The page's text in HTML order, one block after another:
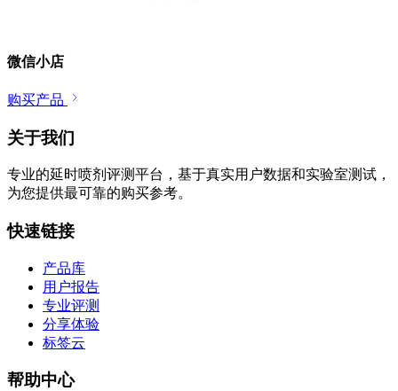
微信小店
购买产品
关于我们
专业的延时喷剂评测平台，基于真实用户数据和实验室测试，
为您提供最可靠的购买参考。
快速链接
产品库
用户报告
专业评测
分享体验
标签云
帮助中心